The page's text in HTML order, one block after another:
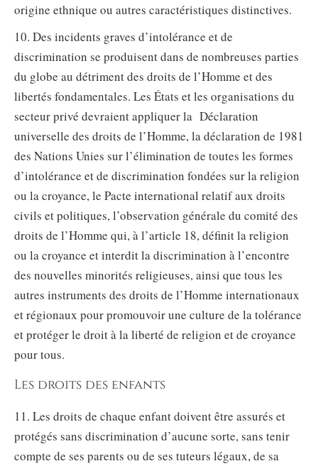
origine ethnique ou autres caractéristiques distinctives.
10. Des incidents graves d’intolérance et de
discrimination se produisent dans de nombreuses parties
du globe au détriment des droits de l’Homme et des
libertés fondamentales. Les États et les organisations du
secteur privé devraient appliquer la Déclaration
universelle des droits de l’Homme, la déclaration de 1981
des Nations Unies sur l’élimination de toutes les formes
d’intolérance et de discrimination fondées sur la religion
ou la croyance, le Pacte international relatif aux droits
civils et politiques, l’observation générale du comité des
droits de l’Homme qui, à l’article 18, définit la religion
ou la croyance et interdit la discrimination à l’encontre
des nouvelles minorités religieuses, ainsi que tous les
autres instruments des droits de l’Homme internationaux
et régionaux pour promouvoir une culture de la tolérance
et protéger le droit à la liberté de religion et de croyance
pour tous.
Les droits des enfants
11. Les droits de chaque enfant doivent être assurés et
protégés sans discrimination d’aucune sorte, sans tenir
compte de ses parents ou de ses tuteurs légaux, de sa